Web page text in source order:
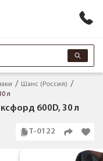
Шанс (Россия)
л
600D, 30 л
Т-0122